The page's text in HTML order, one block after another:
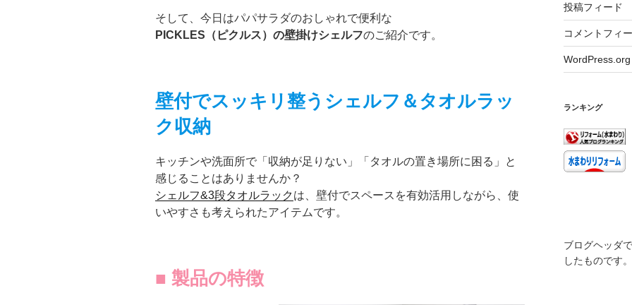
そして、今日はパパサラダのおしゃれで便利な
PICKLES（ピクルス）の壁掛けシェルフのご紹介です。
壁付でスッキリ整うシェルフ＆タオルラッ
ク収納
キッチンや洗面所で「収納が足りない」「タオルの置き場所に困る」と
感じることはありませんか？
シェルフ&3段タオルラック は、壁付でスペースを有効活用しながら、使
いやすさも考えられたアイテムです。
■ 製品の特徴
投稿フィード
コメントフィ
WordPress.org
ランキング
ブログヘッダ
したものです